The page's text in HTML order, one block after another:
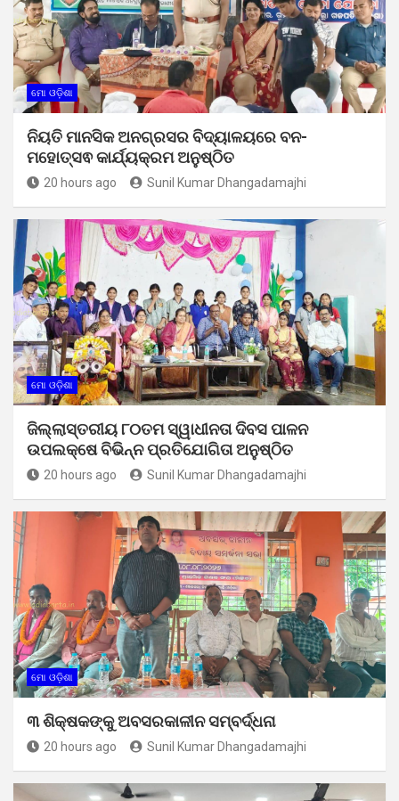
ମୋ ଓଡ଼ିଶା
ନିୟତି ମାନସିକ ଅନଗ୍ରସର ବିଦ୍ୟାଳୟରେ ବନ-
ମହୋତ୍ସଵ କାର୍ଯ୍ୟକ୍ରମ ଅନୁଷ୍ଠିତ
20 hours ago Sunil Kumar Dhangadamajhi
ମୋ ଓଡ଼ିଶା
ଜିଲ୍ଲାସ୍ତରୀୟ ୮୦ତମ ସ୍ୱାଧୀନତା ଦିବସ ପାଳନ
ଉପଲକ୍ଷେ ବିଭିନ୍ନ ପ୍ରତିଯୋଗିତା ଅନୁଷ୍ଠିତ
20 hours ago Sunil Kumar Dhangadamajhi
ମୋ ଓଡ଼ିଶା
୩ ଶିକ୍ଷକଙ୍କୁ ଅବସରକାଳୀନ ସମ୍ବର୍ଦ୍ଧନା
20 hours ago Sunil Kumar Dhangadamajhi